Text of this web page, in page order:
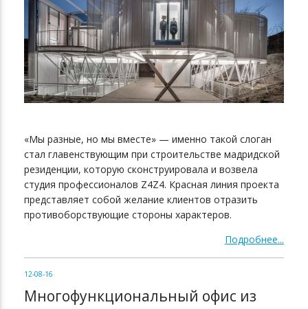
«Мы разные, но мы вместе» — именно такой слоган
стал главенствующим при строительстве мадридской
резиденции, которую сконструировала и возвела
студия профессионалов Z4Z4. Красная линия проекта
представляет собой желание клиентов отразить
противоборствующие стороны характеров.
Подробнее...
12-08-16
Многофункциональный офис из